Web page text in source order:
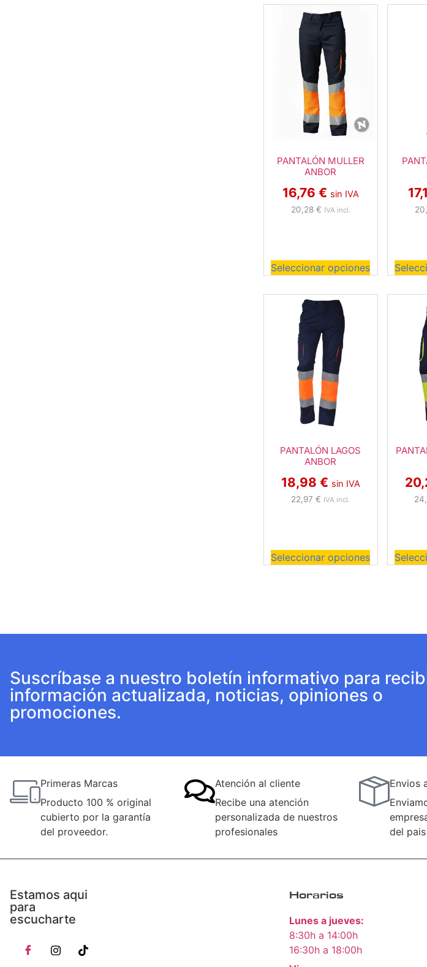
PANTALÓN MULLER
ANBOR
16,76 € sin IVA
20,28 € IVA incl.
Seleccionar opciones
PANTALÓN LAGOS
ANBOR
18,98 € sin IVA
22,97€ IVA incl.
Seleccionar opciones
Suscríbase a nuestro boletín informativo para
información actualizada, noticias, opiniones o
promociones.
Primeras Marcas
Producto 100 % original
cubierto por la garantía
del proveedor.
Atención al cliente
Recibe una atención
personalizada de nuestros
profesionales
Envios
del pais
Estamos aqui
para
escucharte
Horarios
Lunes a jueves:
8:30h a 14:00h
16:30h a 18:00h